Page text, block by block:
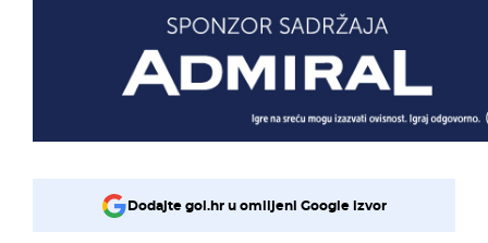
Dodajte gol.hr u omiljeni Google izvor